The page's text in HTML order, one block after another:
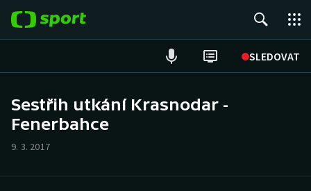
SLEDOVAT
Hokej
Sestřih utkání Krasnodar -
Fenerbahce
9. 3. 2017